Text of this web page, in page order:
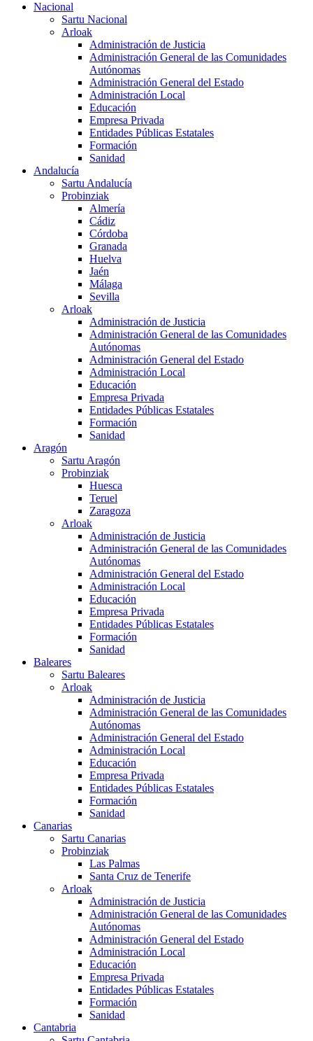
Nacional
Sartu Nacional
Arloak
Administración de Justicia
Administración General de las Comunidades
Autónomas
Administración General del Estado
Administración Local
Educación
Empresa Privada
Entidades Públicas Estatales
Formación
Sanidad
Andalucía
Sartu Andalucía
Probinziak
Almería
Cádiz
Córdoba
Granada
Huelva
Jaén
Málaga
Sevilla
Arloak
Administración de Justicia
Administración General de las Comunidades
Autónomas
Administración General del Estado
Administración Local
Educación
Empresa Privada
Entidades Públicas Estatales
Formación
Sanidad
Aragón
Sartu Aragón
Probinziak
Huesca
Teruel
Zaragoza
Arloak
Administración de Justicia
Administración General de las Comunidades
Autónomas
Administración General del Estado
Administración Local
Educación
Empresa Privada
Entidades Públicas Estatales
Formación
Sanidad
Baleares
Sartu Baleares
Arloak
Administración de Justicia
Administración General de las Comunidades
Autónomas
Administración General del Estado
Administración Local
Educación
Empresa Privada
Entidades Públicas Estatales
Formación
Sanidad
Canarias
Sartu Canarias
Probinziak
Las Palmas
Santa Cruz de Tenerife
Arloak
Administración de Justicia
Administración General de las Comunidades
Autónomas
Administración General del Estado
Administración Local
Educación
Empresa Privada
Entidades Públicas Estatales
Formación
Sanidad
Cantabria